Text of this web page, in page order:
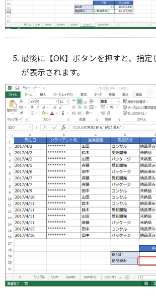
最後に【OK】ボタンを押すと、指
が表示されます。